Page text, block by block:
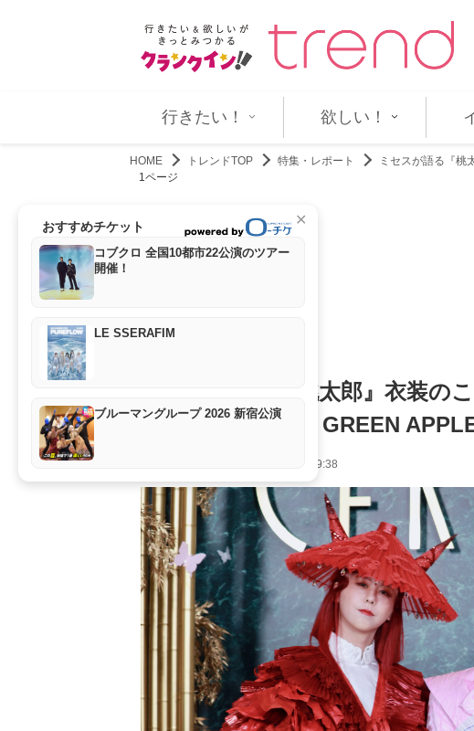
トム・ハンクス製作総指揮『第二次世界大戦
行きたい！ 欲しい！
HOME トレンドTOP 特集・レポート
ミセスが語る『桃
1ページ
✕
おすすめチケット
コブクロ 全国10都市22公演のツアー
開催！
LE SSERAFIM
ブルーマングループ 2026 新宿公演
ミセスが語る『桃太郎』衣装
一人で担当＜Mrs. GREEN
2026年6月11日 19:38